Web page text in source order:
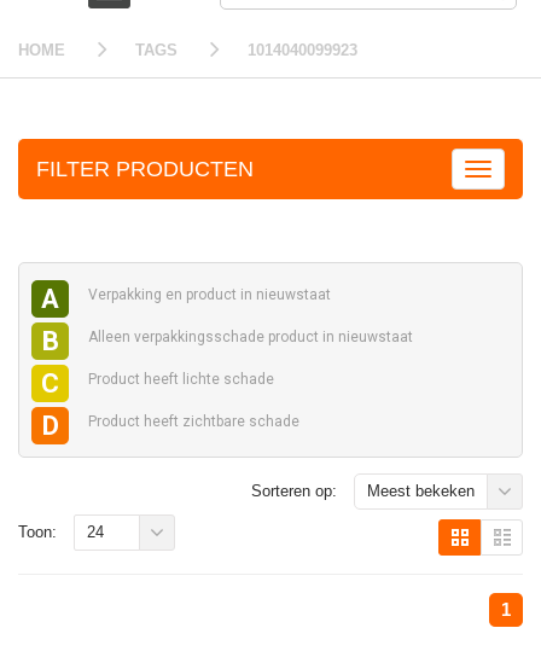
HOME TAGS 1014040099923
FILTER PRODUCTEN
A Verpakking en product in nieuwstaat
B Alleen verpakkingsschade product in nieuwstaat
C Product heeft lichte schade
D Product heeft zichtbare schade
Sorteren op: Meest bekeken
1
Toon: 24